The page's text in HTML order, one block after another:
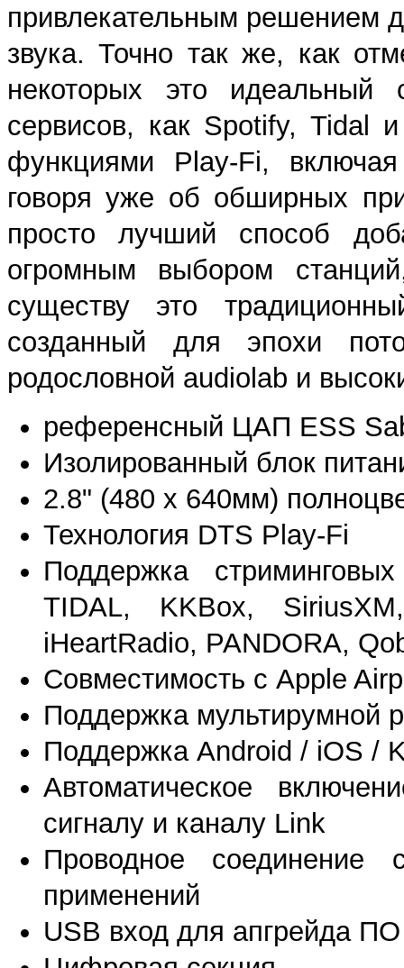
привлекательным решением
звука. Точно так же, как
некоторых это идеальный
сервисов, как Spotify, Tidal
функциями Play-Fi,
говоря уже об обширных
просто лучший способ
огромным выбором
существу это
созданный для эпохи
родословной audiolab и
референсный ЦАП ESS
Изолированный блок
2.8" (480 x 640мм)
Технология DTS Play-Fi
Поддержка
TIDAL, KKBox,
iHeartRadio, PANDORA,
Совместимость с Apple
Поддержка мультирумной
Поддержка Android / iOS /
Автоматическое
сигналу и каналу Link
Проводное соединение
применений
USB вход для апгрейда ПО